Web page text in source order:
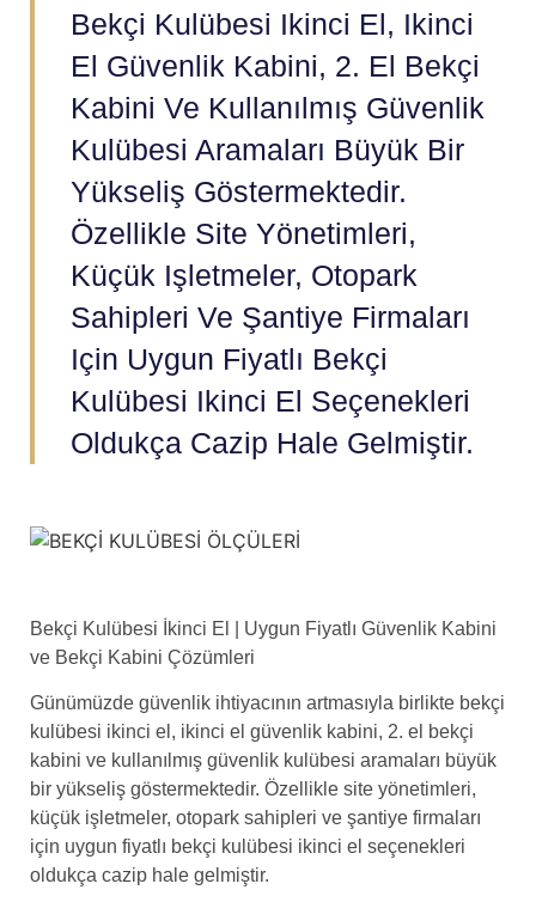
Bekçi Kulübesi Ikinci El, Ikinci
El Güvenlik Kabini, 2. El Bekçi
Kabini Ve Kullanılmış Güvenlik
Kulübesi Aramaları Büyük Bir
Yükseliş Göstermektedir.
Özellikle Site Yönetimleri,
Küçük Işletmeler, Otopark
Sahipleri Ve Şantiye Firmaları
Için Uygun Fiyatlı Bekçi
Kulübesi Ikinci El Seçenekleri
Oldukça Cazip Hale Gelmiştir.
Bekçi Kulübesi İkinci El | Uygun Fiyatlı Güvenlik Kabini
ve Bekçi Kabini Çözümleri
Günümüzde güvenlik ihtiyacının artmasıyla birlikte bekçi
kulübesi ikinci el, ikinci el güvenlik kabini, 2. el bekçi
kabini ve kullanılmış güvenlik kulübesi aramaları büyük
bir yükseliş göstermektedir. Özellikle site yönetimleri,
küçük işletmeler, otopark sahipleri ve şantiye firmaları
için uygun fiyatlı bekçi kulübesi ikinci el seçenekleri
oldukça cazip hale gelmiştir.